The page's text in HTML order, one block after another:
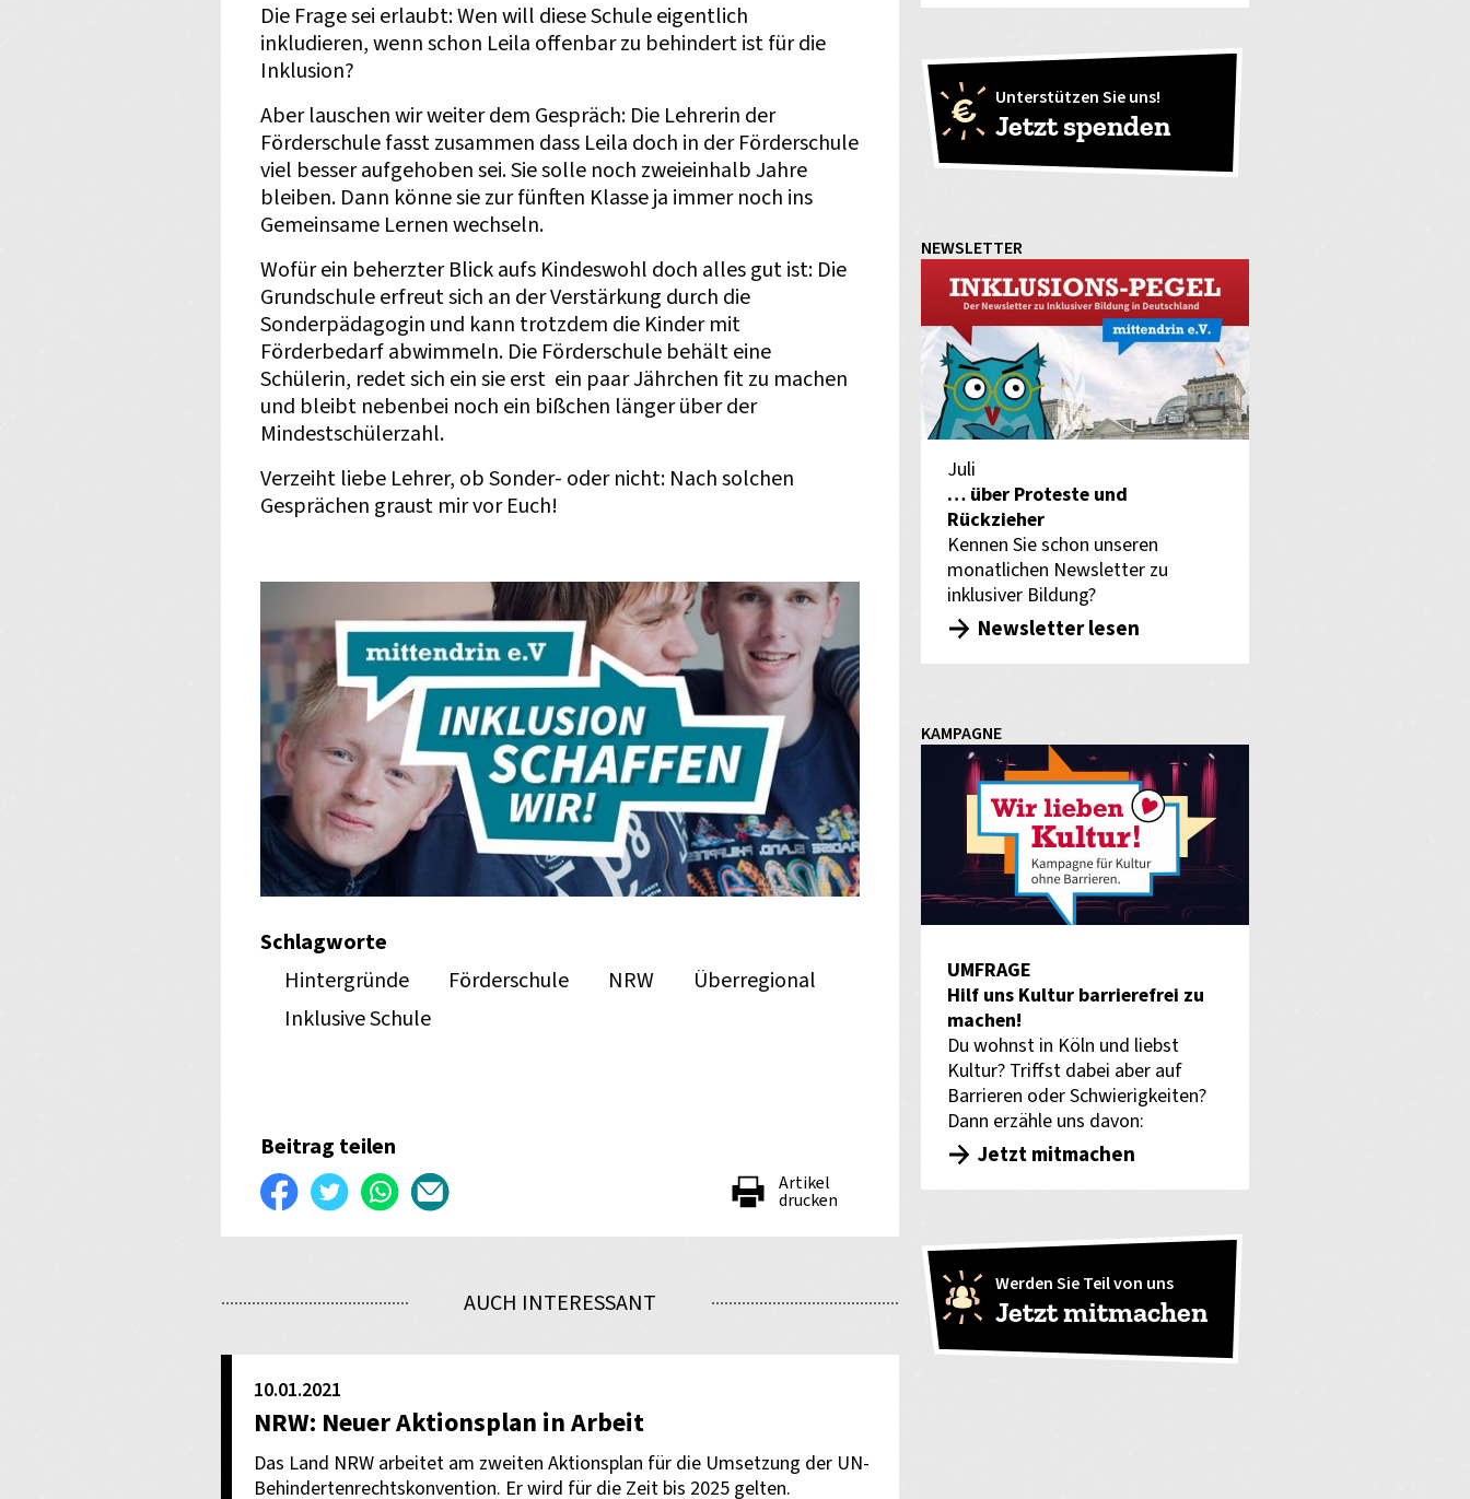
Die Frage sei erlaubt: Wen will diese Schule eigentlich
inkludieren, wenn schon Leila offenbar zu behindert ist für die
Inklusion?
Aber lauschen wir weiter dem Gespräch: Die Lehrerin der
Förderschule fasst zusammen dass Leila doch in der Förderschule
viel besser aufgehoben sei. Sie solle noch zweieinhalb Jahre
bleiben. Dann könne sie zur fünften Klasse ja immer noch ins
Gemeinsame Lernen wechseln.
Wofür ein beherzter Blick aufs Kindeswohl doch alles gut ist: Die
Grundschule erfreut sich an der Verstärkung durch die
Sonderpädagogin und kann trotzdem die Kinder mit
Förderbedarf abwimmeln. Die Förderschule behält eine
Schülerin, redet sich ein sie erst ein paar Jährchen fit zu machen
und bleibt nebenbei noch ein bißchen länger über der
Mindestschülerzahl.
Verzeiht liebe Lehrer, ob Sonder- oder nicht: Nach solchen
Gesprächen graust mir vor Euch!
Schlagworte
Hintergründe
Förderschule NRW
Überregional
Inklusive Schule
Beitrag teilen
Auf
Twittern WhatsApp
versenden
Artikel
drucken
AUCH INTERESSANT
10.01.2021
NRW: Neuer Aktionsplan in Arbeit
Das Land NRW arbeitet am zweiten Aktionsplan für die Umsetzung der UN-
Behindertenrechtskonvention. Er wird für die Zeit bis 2025 gelten.
Unterstützen Sie uns!
Jetzt spenden
NEWSLETTER
Juli
… über Proteste und
Rückzieher
Kennen Sie schon unseren
monatlichen Newsletter zu
inklusiver Bildung?
Newsletter lesen
KAMPAGNE
UMFRAGE
Hilf uns Kultur barrierefrei zu
machen!
Du wohnst in Köln und liebst
Kultur? Triffst dabei aber auf
Barrieren oder Schwierigkeiten?
Dann erzähle uns davon:
Jetzt mitmachen
Werden Sie Teil von uns
Jetzt mitmachen